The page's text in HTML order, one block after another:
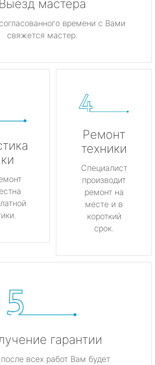
Выезд мастера
времени с Вами
свяжется мастер.
Ремонт
техники
Специалист
производит
ремонт на
месте и в
короткий
срок.
гарантии
всех работ Вам будет